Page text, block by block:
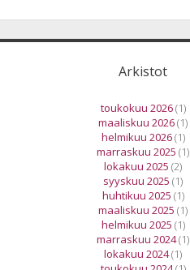
Arkistot
toukokuu 2026(1)
maaliskuu 2026(1)
helmikuu 2026(1)
marraskuu 2025 (1)
lokakuu 2025 (2)
syyskuu 2025 (1)
huhtikuu 2025 (1)
maaliskuu 2025 (1)
helmikuu 2025 (1)
marraskuu 2024(1)
lokakuu 2024(1)